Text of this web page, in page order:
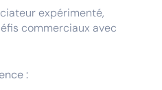
expérimenté,
commerciaux avec
: